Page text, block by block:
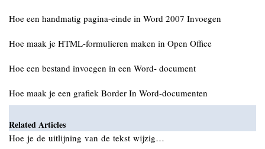
Hoe een handmatig pagina-einde in Word 2007 Invoegen
Hoe maak je HTML-formulieren maken in Open Office
Hoe een bestand invoegen in een Word- document
Hoe maak je een grafiek Border In Word-documenten
Related Articles
Hoe je de uitlijning van de tekst wijzig…